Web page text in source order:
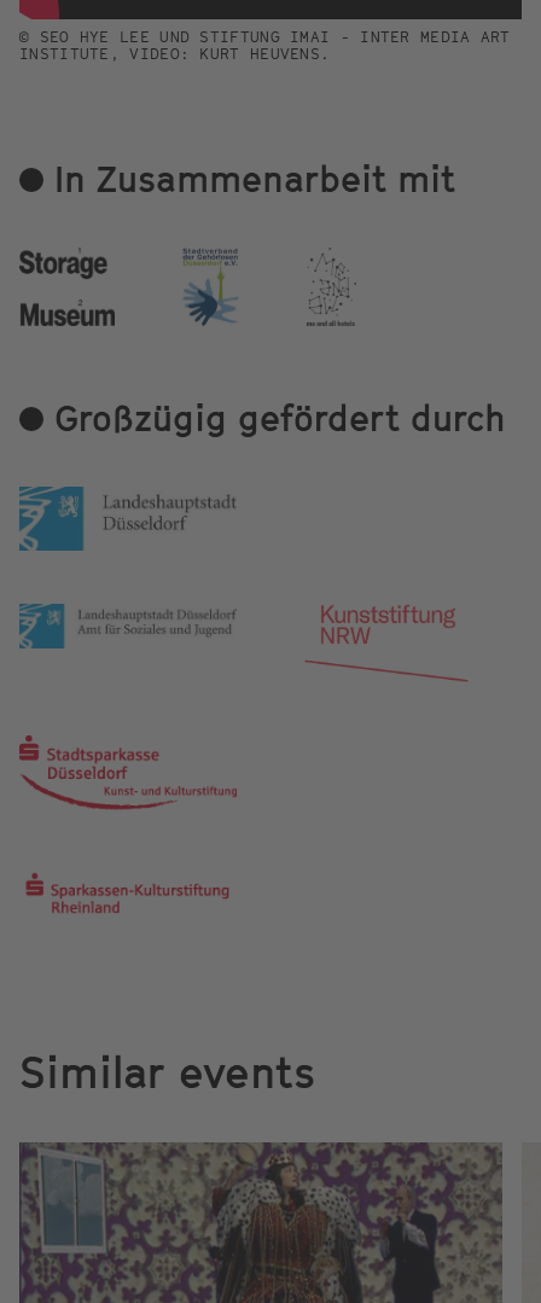
© SEO HYE LEE UND STIFTUNG IMAI - INTER MEDIA ART
INSTITUTE, VIDEO: KURT HEUVENS.
In Zusammenarbeit mit
Großzügig gefördert durch
Similar events